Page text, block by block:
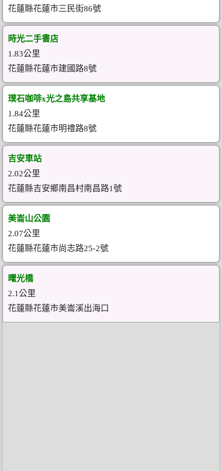
花蓮縣花蓮市三民街86號
時光二手書店
1.83公里
花蓮縣花蓮市建國路8號
璞石咖啡x光之島共享基地
1.84公里
花蓮縣花蓮市明禮路8號
吉安車站
2.02公里
花蓮縣吉安鄉南昌村南昌路1號
美崙山公園
2.07公里
花蓮縣花蓮市尚志路25-2號
曙光橋
2.1公里
花蓮縣花蓮市美崙溪出海口